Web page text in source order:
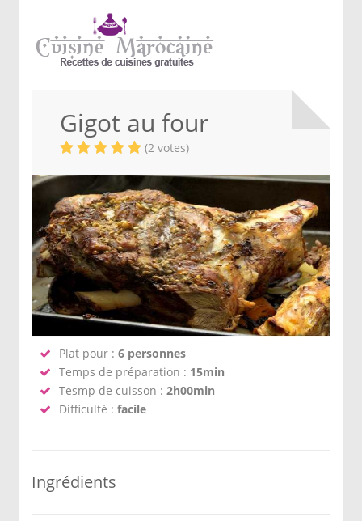
Gigot au four
(2 votes)
Plat pour : 6 personnes
Temps de préparation : 15min
Tesmp de cuisson : 2h00min
Difficulté : facile
Ingrédients